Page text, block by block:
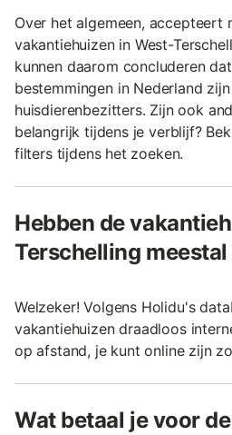
Over het algemeen, accepteert
vakantiehuizen in West-
kunnen daarom concluderen
bestemmingen in Nederland
huisdierenbezitters. Zijn ook
belangrijk tijdens je verblijf?
filters tijdens het zoeken.
Hebben de
Terschelling
Welzeker! Volgens Holidu's
vakantiehuizen draadloos
op afstand, je kunt online zijn
Wat betaal je voor de